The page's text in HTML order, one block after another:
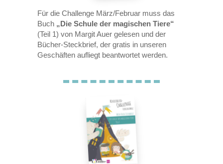
Für die Challenge März/Februar muss das
Buch „Die Schule der magischen Tiere“
(Teil 1) von Margit Auer gelesen und der
Bücher-Steckbrief, der gratis in unseren
Geschäften aufliegt beantwortet werden.